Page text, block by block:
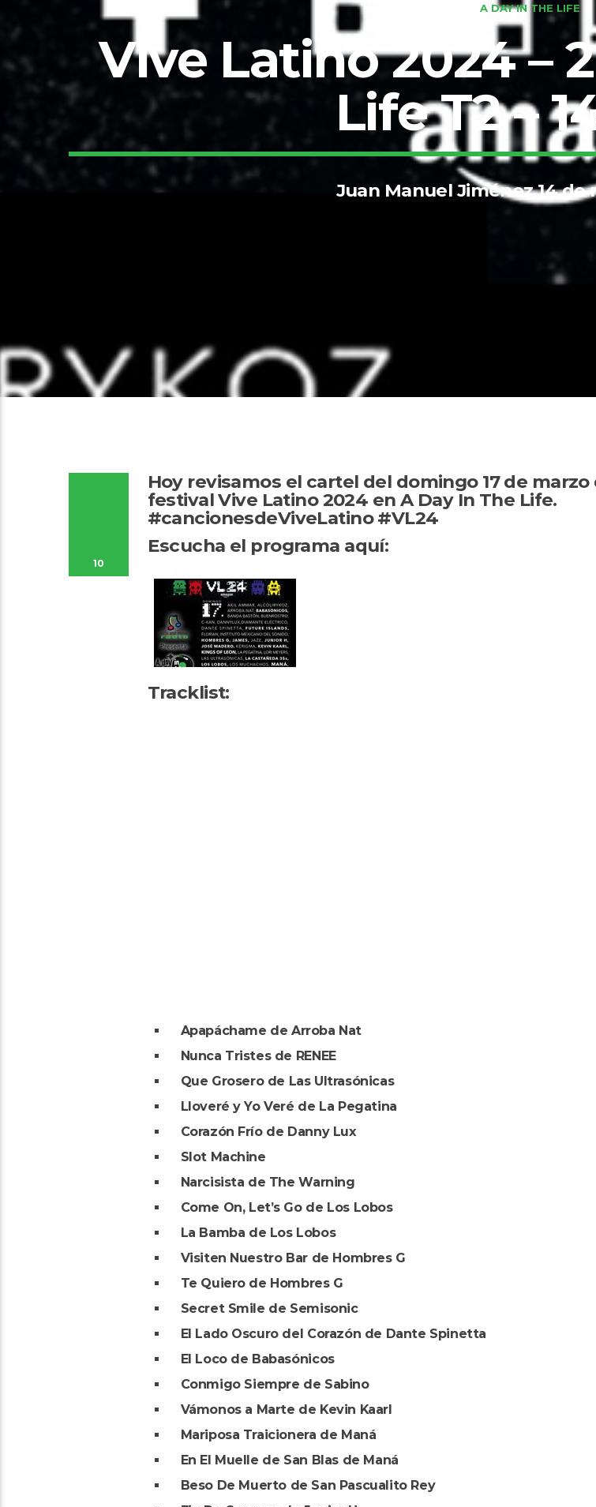
A DAY IN THE LIFE
Vive Latino 2024 –
Life T2 –
Juan Manuel Jiménez 14 de
10
Hoy revisamos el cartel del domingo 17 de
festival Vive Latino 2024 en A Day In The Life.
#cancionesdeViveLatino #VL24
Escucha el programa aquí:
Tracklist:
Apapáchame de Arroba Nat
Nunca Tristes de RENEE
Que Grosero de Las Ultrasónicas
Lloveré y Yo Veré de La Pegatina
Corazón Frío de Danny Lux
Slot Machine
Narcisista de The Warning
Come On, Let’s Go de Los Lobos
La Bamba de Los Lobos
Visiten Nuestro Bar de Hombres G
Te Quiero de Hombres G
Secret Smile de Semisonic
El Lado Oscuro del Corazón de Dante Spinetta
El Loco de Babasónicos
Conmigo Siempre de Sabino
Vámonos a Marte de Kevin Kaarl
Mariposa Traicionera de Maná
En El Muelle de San Blas de Maná
Beso De Muerto de San Pascualito Rey